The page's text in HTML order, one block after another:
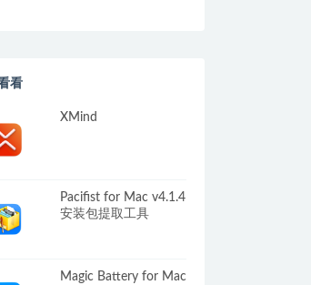
看
XMind
Pacifist for Mac v4.1.4
安装包提取工具
Magic Battery for Mac